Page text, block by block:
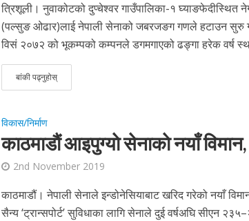
त्रिशूली। नुवाकोटको दुप्चेश्वर गाउँपालिका-१ घ्याङफेदीस्थित
(पल्सुङ ओढार)लाई नेपाली सेनाको जबरजङग गणले हटाउन सुरु
विसं २०७२ को भूकम्पको कम्पनले डगमगाएको ढङ्गा हरेक वर्ष
बांकी पढ्नुहोस्
विकास/निर्माण
काठमाडाैं आइपुग्याे सेनाकाे नयाँ
2nd November 2019
काठमाडौं। नेपाली सेनाले इन्डोनेसियाबाट खरिद गरेको नयाँ
सैन्य ‘ट्रान्सपोर्ट’ सुविधाका लागि सेनाले दुई वर्षअघि सीएन